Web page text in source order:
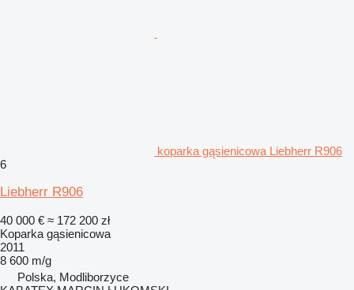
koparka gąsienicowa Liebherr R906
6
Liebherr R906
40 000 € ≈ 172 200 zł
Koparka gąsienicowa
2011
8 600 m/g
Polska, Modliborzyce